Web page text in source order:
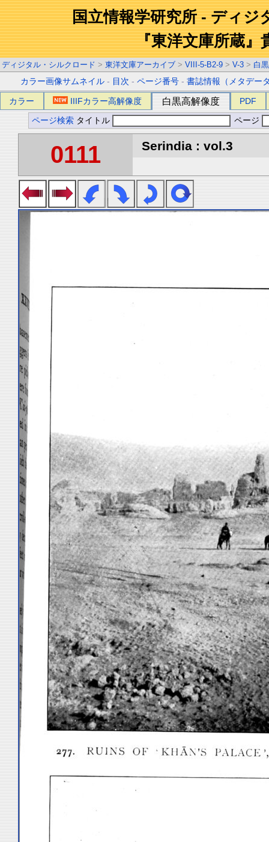
国立情報学研究所 - ディジ
『東洋文庫所蔵』
ディジタル・シルクロード > 東洋文庫アーカイブ > VIII-5-B2-9 > V-3 > 白
カラー画像サムネイル - 目次 -ページ番号 -書誌情報（メタデー
カラー IIIFカラー高解像度 白黒高解像度 PDF
ページ検索 タイトル ページ
0111 Serindia : vol.3